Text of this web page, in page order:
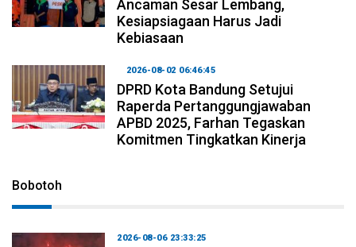
Ancaman Sesar Lembang,
Kesiapsiagaan Harus Jadi
Kebiasaan
2026-08-02 06:46:45
DPRD Kota Bandung Setujui
Raperda Pertanggungjawaban
APBD 2025, Farhan Tegaskan
Komitmen Tingkatkan Kinerja
Bobotoh
2026-08-06 23:33:25